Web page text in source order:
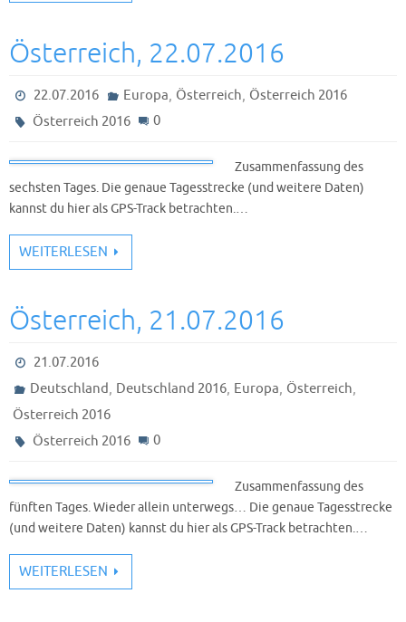
Österreich, 22.07.2016
22.07.2016 Europa, Österreich, Österreich 2016
Österreich 2016
0
Zusammenfassung des
sechsten Tages. Die genaue Tagesstrecke (und weitere Daten)
kannst du hier als GPS-Track betrachten.…
WEITERLESEN
Österreich, 21.07.2016
21.07.2016
Deutschland, Deutschland 2016, Europa, Österreich,
Österreich 2016
Österreich 2016
0
Zusammenfassung des
fünften Tages. Wieder allein unterwegs… Die genaue Tagesstrecke
(und weitere Daten) kannst du hier als GPS-Track betrachten.…
WEITERLESEN